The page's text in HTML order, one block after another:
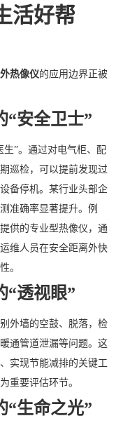
活好帮
热像仪的应用边界正被
“安全卫士”
”。通过对电气柜、配
巡检，可以提前发现过
备停机。某行业头部企
准确率显著提升。例
供的专业型热像仪，通
维人员在安全距离外快
。
“透视眼”
外墙的空鼓、脱落，检
通管道泄漏等问题。这
实现节能减排的关键工
重要评估环节。
“生命之光”